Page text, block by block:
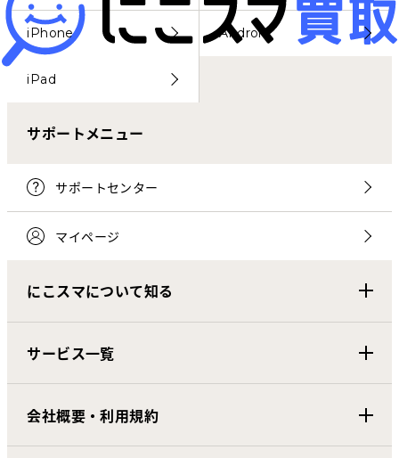
iPhone Android
iPad
サポートメニュー
サポートセンター
マイページ
にこスマについて知る
サービス一覧
会社概要・利用規約